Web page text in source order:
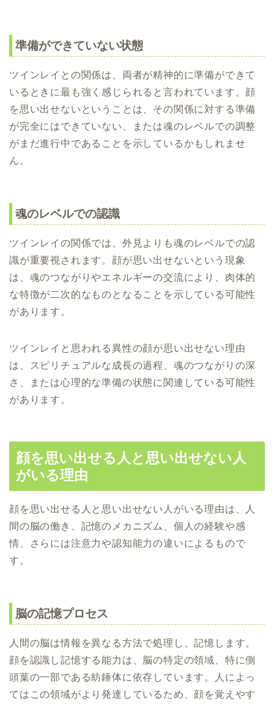
準備ができていない状態
ツインレイとの関係は、両者が精神的に準備ができて
いるときに最も強く感じられると言われています。顔
を思い出せないということは、その関係に対する準備
が完全にはできていない、または魂のレベルでの調整
がまだ進行中であることを示しているかもしれませ
ん。
魂のレベルでの認識
ツインレイの関係では、外見よりも魂のレベルでの認
識が重要視されます。顔が思い出せないという現象
は、魂のつながりやエネルギーの交流により、肉体的
な特徴が二次的なものとなることを示している可能性
があります。
ツインレイと思われる異性の顔が思い出せない理由
は、スピリチュアルな成長の過程、魂のつながりの深
さ、または心理的な準備の状態に関連している可能性
があります。
顔を思い出せる人と思い出せない人
がいる理由
顔を思い出せる人と思い出せない人がいる理由は、人
間の脳の働き、記憶のメカニズム、個人の経験や感
情、さらには注意力や認知能力の違いによるもので
す。
脳の記憶プロセス
人間の脳は情報を異なる方法で処理し、記憶します。
顔を認識し記憶する能力は、脳の特定の領域、特に側
頭葉の一部である紡錘体に依存しています。人によっ
てはこの領域がより発達しているため、顔を覚えやす